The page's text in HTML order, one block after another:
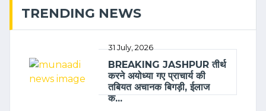
TRENDING NEWS
31 July, 2026
BREAKING JASHPUR तीर्थ
करने अयोध्या गए प्राचार्य की
तबियत अचानक बिगड़ी, ईलाज
क...